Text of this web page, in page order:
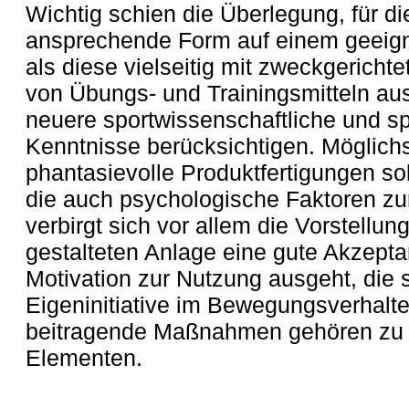
Wichtig schien die Überlegung, für
ansprechende Form auf einem
als diese vielseitig mit
von Übungs- und Trainingsmitteln
neuere sportwissenschaftliche und
Kenntnisse berücksichtigen.
phantasievolle Produktfertigungen
die auch psychologische Faktoren
verbirgt sich vor allem die
gestalteten Anlage eine gute
Motivation zur Nutzung ausgeht, die
Eigeninitiative im
beitragende Maßnahmen gehören
Elementen.